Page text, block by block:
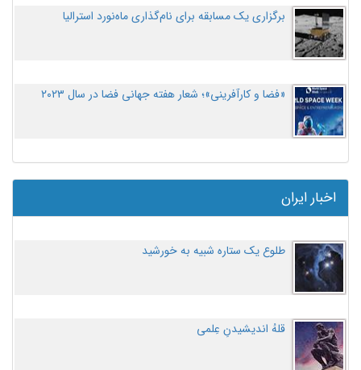
برگزاری یک مسابقه برای نام‌گذاری ماه‌نورد استرالیا
«فضا و کارآفرینی»؛ شعار هفته جهانی فضا در سال ۲۰۲۳
اخبار ایران
طلوع یک ستاره شبیه به خورشید
قلهُ اندیشیدنِ عِلمی